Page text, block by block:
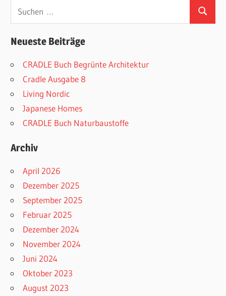
Suchen
Neueste Beiträge
CRADLE Buch Begrünte Architektur
Cradle Ausgabe 8
Living Nordic
Japanese Homes
CRADLE Buch Naturbaustoffe
Archiv
April 2026
Dezember 2025
September 2025
Februar 2025
Dezember 2024
November 2024
Juni 2024
Oktober 2023
August 2023